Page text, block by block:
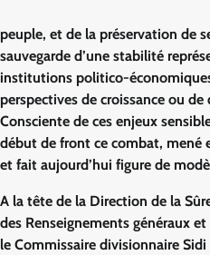
peuple, et de la préservation de
sauvegarde d’une stabilité
institutions politico-
perspectives de croissance ou
Consciente de ces enjeux
début de front ce combat, mené
et fait aujourd’hui figure de
A la tête de la Direction de la
des Renseignements généraux
le Commissaire divisionnaire